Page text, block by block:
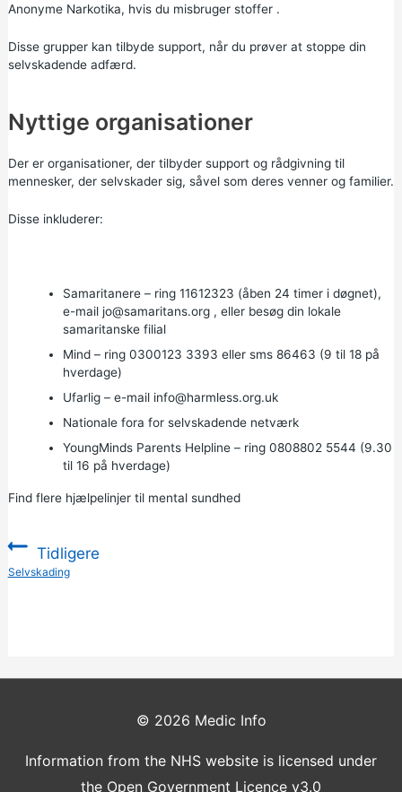
Anonyme Narkotika, hvis du misbruger stoffer.
Disse grupper kan tilbyde support, når du prøver at stoppe din
selvskadende adfærd.
Nyttige organisationer
Der er organisationer, der tilbyder support og rådgivning til
mennesker, der selvskader sig, såvel som deres venner og familier.
Disse inkluderer:
Samaritanere– ring 11612323 (åben 24 timer i døgnet),
e-mail jo@samaritans.org, eller besøg din lokale
samaritanske filial
Mind– ring 0300123 3393 eller sms 86463 (9 til 18 på
hverdage)
Ufarlig– e-mail info@harmless.org.uk
Nationale fora for selvskadende netværk
YoungMinds Parents Helpline– ring 08088025544 (9.30
til 16 på hverdage)
Find flere hjælpelinjer til mental sundhed
Tidligere
:Selvskading
© 2026 Medic Info
Information from the NHS website is licensed under
the Open Government Licence v3.0